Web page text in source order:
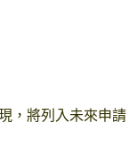
，將列入未來申請